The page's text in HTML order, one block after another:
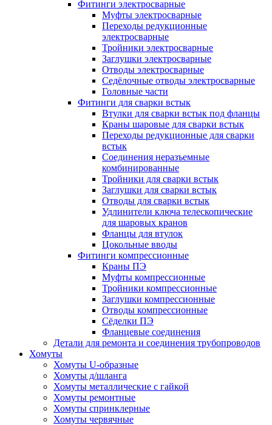
Фитинги электросварные
Муфты электросварные
Переходы редукционные
электросварные
Тройники электросварные
Заглушки электросварные
Отводы электросварные
Седёлочные отводы электросварные
Головные части
Фитинги для сварки встык
Втулки для сварки встык под фланцы
Краны шаровые для сварки встык
Переходы редукционные для сварки
встык
Соединения неразъемные
комбинированные
Тройники для сварки встык
Заглушки для сварки встык
Отводы для сварки встык
Удлинители ключа телескопические
для шаровых кранов
Фланцы для втулок
Цокольные вводы
Фитинги компрессионные
Краны ПЭ
Муфты компрессионные
Тройники компрессионные
Заглушки компрессионные
Отводы компрессионные
Сёделки ПЭ
Фланцевые соединения
Детали для ремонта и соединения трубопроводов
Хомуты
Хомуты U-образные
Хомуты д/шланга
Хомуты металлические с гайкой
Хомуты ремонтные
Хомуты спринклерные
Хомуты червячные